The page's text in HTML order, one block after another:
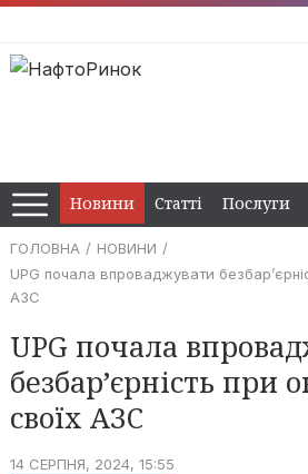
Новини Статті Послуги
ГОЛОВНА
НОВИНИ
UPG почала впроваджувати
АЗС
UPG почала
безбар’єрність при
своїх АЗС
14 СЕРПНЯ, 2024, 15:55